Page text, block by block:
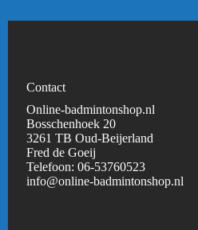
Contact
Online-badmintonshop.nl
Bosschenhoek 20
3261 TB Oud-Beijerland
Fred de Goeij
Telefoon:06-53760523
info@online-badmintonshop.nl